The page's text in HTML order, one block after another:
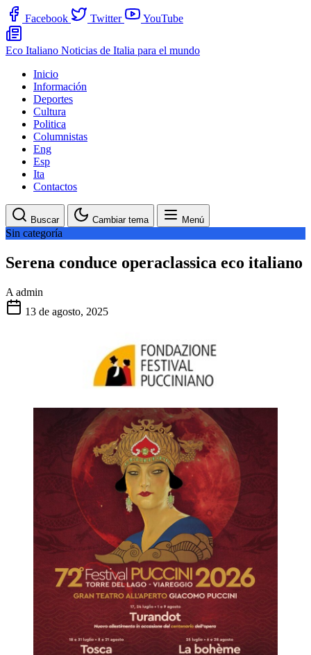
Facebook Twitter YouTube
Eco Italiano Noticias de Italia para el mundo
Inicio
Información
Deportes
Cultura
Politica
Columnistas
Eng
Esp
Ita
Contactos
Buscar Cambiar tema Menú
Sin categoría
Serena conduce operaclassica eco italiano
A admin
13 de agosto, 2025